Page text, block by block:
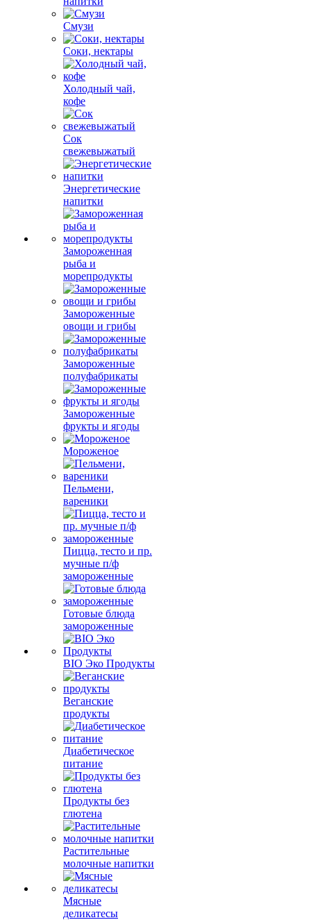
Смузи
Соки, нектары
Холодный чай,
кофе
Сок
свежевыжатый
Энергетические
напитки
Замороженная
рыба и
морепродукты
Замороженные
овощи и грибы
Замороженные
полуфабрикаты
Замороженные
фрукты и ягоды
Мороженое
Пельмени,
вареники
Пицца, тесто и пр.
мучные п/ф
замороженные
Готовые блюда
замороженные
BIO Эко Продукты
Веганские
продукты
Диабетическое
питание
Продукты без
глютена
Растительные
молочные напитки
Мясные
деликатесы